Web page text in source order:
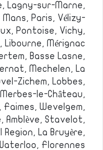
Lagny-sur-Marne,
Mans, Paris, Vélizy-
Pontoise, Vichy,
Libourne, Mérignac.
Basse Lasne,
Mechelen, La
Zichem, Lobbes,
le-Château,
Wevelgem,
Amblève, Stavelot,
La Bruyère,
Florennes.